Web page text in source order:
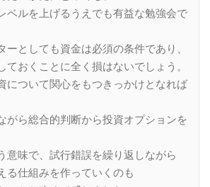
ベルを上げるうえでも有益な勉強会で
ーとしても資金は必須の条件であり、
ておくことに全く損はないでしょう。
について関心をもつきっかけとなれば
がら総合的判断から投資オプションを
意味で、試行錯誤を繰り返しながら
る仕組みを作っていくのも